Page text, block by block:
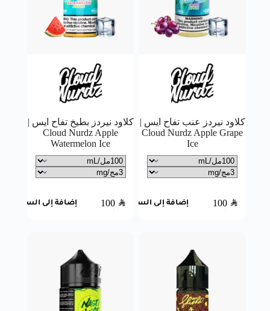
كلاود نيردز عنب تفاح ايس |
Cloud Nurdz Apple Grape
Ice
100 SAR إضافة إلى السلة
كلاود نيردز بطيخ تفاح ايس |
Cloud Nurdz Apple
Watermelon Ice
100 SAR إضافة إلى السلة